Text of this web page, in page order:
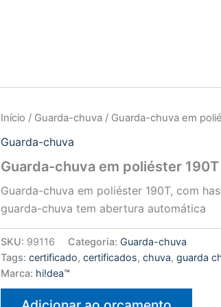
Início / Guarda-chuva / Guarda-chuva em
Guarda-chuva
Guarda-chuva em poliéster
Guarda-chuva em poliéster 190T, com
guarda-chuva tem abertura automática
SKU: 99116 Categoria:Guarda-chuva
Tags:certificado,certificados,chuva,guarda
Marca: hi!dea™